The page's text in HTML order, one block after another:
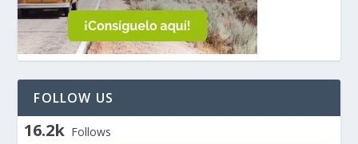
FOLLOW US
16.2k Follows